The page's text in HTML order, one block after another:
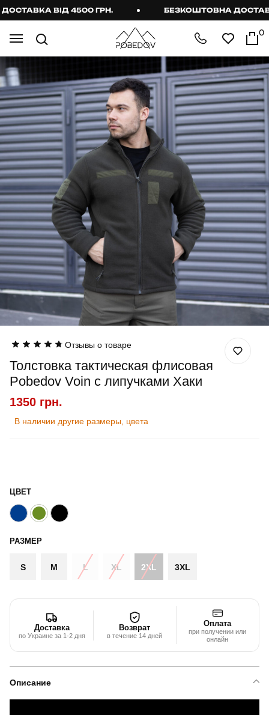
ВІД 4500 ГРН. БЕЗКОШТОВНА ДОСТАВКА
0
Отзывы о товаре
Толстовка тактическая флисовая
Pobedov Voin с липучками Хаки
1350 грн.
В наличии другие размеры, цвета
ЦВЕТ
РАЗМЕР
S M L XL 2XL 3XL
Доставка
по Украине за 1-2 дня
Возврат
в течение 14 дней
Оплата
при получении или
онлайн
Описание